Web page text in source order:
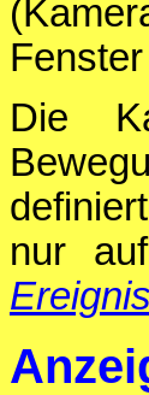
Die
nur